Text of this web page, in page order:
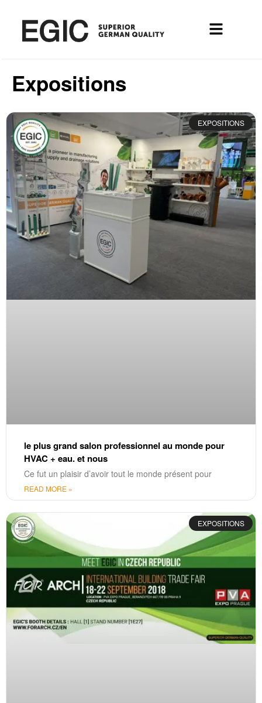
Expositions
EXPOSITIONS
le plus grand salon professionnel au monde pour
HVAC + eau. et nous
Ce fut un plaisir d’avoir tout le monde présent pour
READ MORE »
EXPOSITIONS